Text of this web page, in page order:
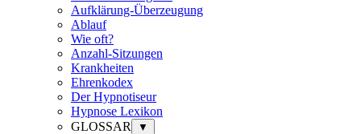
Aufklärung-Überzeugung
Ablauf
Wie oft?
Anzahl-Sitzungen
Krankheiten
Ehrenkodex
Der Hypnotiseur
Hypnose Lexikon
GLOSSAR
▼